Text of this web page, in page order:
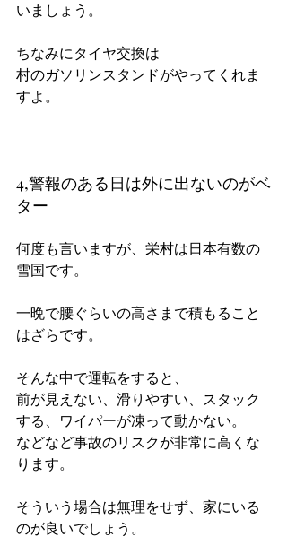
いましょう。
ちなみにタイヤ交換は
村のガソリンスタンドがやってくれま
すよ。
4,警報のある日は外に出ないのがベ
ター
何度も言いますが、栄村は日本有数の
雪国です。
一晩で腰ぐらいの高さまで積もること
はざらです。
そんな中で運転をすると、
前が見えない、滑りやすい、スタック
する、ワイパーが凍って動かない。
などなど事故のリスクが非常に高くな
ります。
そういう場合は無理をせず、家にいる
のが良いでしょう。